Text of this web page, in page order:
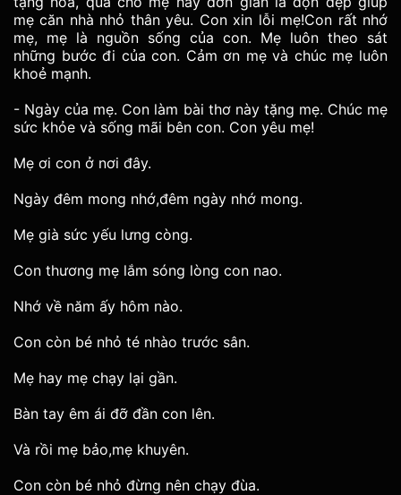
mẹ căn nhà nhỏ thân yêu. Con xin lỗi mẹ!Con rất nhớ
mẹ, mẹ là nguồn sống của con. Mẹ luôn theo sát
những bước đi của con. Cảm ơn mẹ và chúc mẹ luôn
khoẻ mạnh.
- Ngày của mẹ. Con làm bài thơ này tặng mẹ. Chúc mẹ
sức khỏe và sống mãi bên con. Con yêu mẹ!
Mẹ ơi con ở nơi đây.
Ngày đêm mong nhớ,đêm ngày nhớ mong.
Mẹ già sức yếu lưng còng.
Con thương mẹ lắm sóng lòng con nao.
Nhớ về năm ấy hôm nào.
Con còn bé nhỏ té nhào trước sân.
Mẹ hay mẹ chạy lại gần.
Bàn tay êm ái đỡ đần con lên.
Và rồi mẹ bảo,mẹ khuyên.
Con còn bé nhỏ đừng nên chạy đùa.